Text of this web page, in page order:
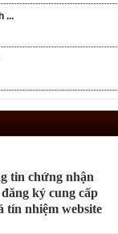
...
tin chứng nhận
ký cung cấp
tín nhiệm website